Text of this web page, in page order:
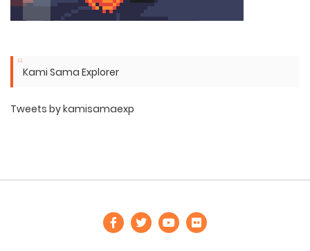
Kami Sama Explorer
Tweets by kamisamaexp